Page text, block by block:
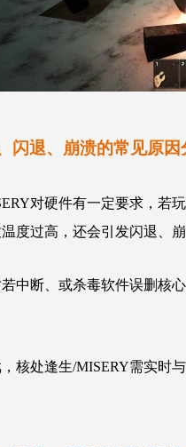
闪退、崩溃的常见原因
对硬件有一定要求，若
度过高，还会引发闪退、
中断、或杀毒软件误删核
核处逢生/MISERY需实时